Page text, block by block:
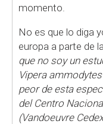
momento.
No es que lo diga
europa a parte de
que no soy un
Vipera
peor de esta
del Centro
(Vandoeuvre